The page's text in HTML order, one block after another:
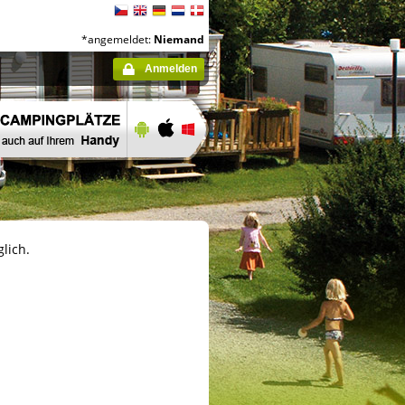
*angemeldet: Niemand
Anmelden